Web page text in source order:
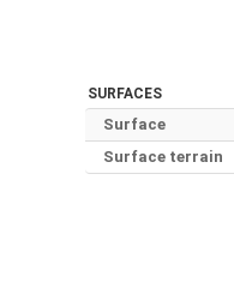
SURFACES
Surface
Surface terrain